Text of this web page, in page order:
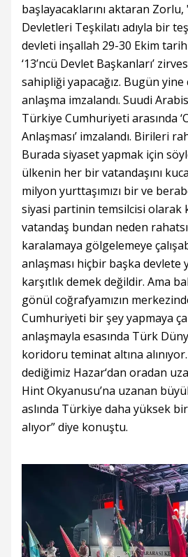
başlayacaklarını aktaran
Devletleri Teşkilatı adıyla bir
devleti inşallah 29-30 Ekim
‘13’ncü Devlet Başkanları’
sahipliği yapacağız. Bugün
anlaşma imzalandı. Suudi
Türkiye Cumhuriyeti arasında
Anlaşması’ imzalandı. Birileri
Burada siyaset yapmak için
ülkenin her bir vatandaşını
milyon yurttaşımızı bir ve
siyasi partinin temsilcisi olarak
vatandaş bundan neden
karalamaya gölgelemeye
anlaşması hiçbir başka devlete
karşıtlık demek değildir. Ama
gönül coğrafyamızın
Cumhuriyeti bir şey yapmaya
anlaşmayla esasında Türk
koridoru teminat altına
dediğimiz Hazar‘dan oradan
Hint Okyanusu’na uzanan
aslında Türkiye daha yüksek
alıyor” diye konuştu.